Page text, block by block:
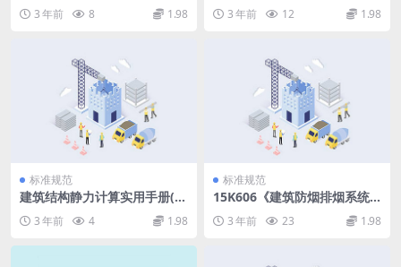
3 年前 8 1.98 3 年前 12 1.98
标准规范
建筑结构静力计算实用手册(第
3 年前 4 1.98
标准规范
15K606《建筑防烟排烟系统
3 年前 23 1.98